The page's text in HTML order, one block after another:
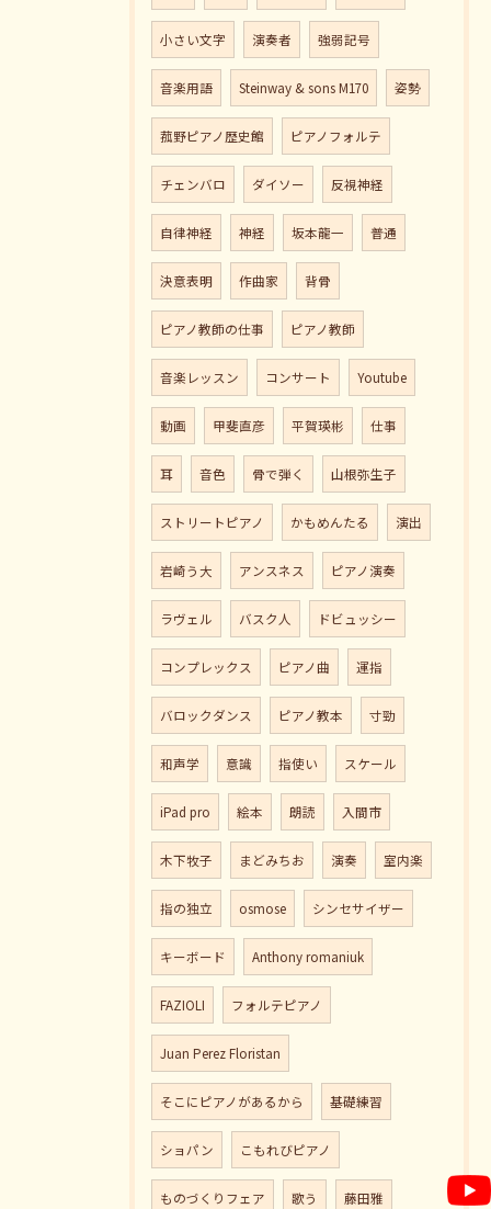
小さい文字 演奏者 強弱記号
音楽用語 Steinway & sons M170 姿勢
菰野ピアノ歴史館 ピアノフォルテ
チェンバロ ダイソー 反視神経
自律神経 神経 坂本龍一 普通
決意表明 作曲家 背骨
ピアノ教師の仕事 ピアノ教師
音楽レッスン コンサート Youtube
動画 甲斐直彦 平賀瑛彬 仕事
耳 音色 骨で弾く 山根弥生子
ストリートピアノ かもめんたる 演出
岩崎う大 アンスネス ピアノ演奏
ラヴェル バスク人 ドビュッシー
コンプレックス ピアノ曲 運指
バロックダンス ピアノ教本 寸勁
和声学 意識 指使い スケール
iPad pro 絵本 朗読 入間市
木下牧子 まどみちお 演奏 室内楽
指の独立 osmose シンセサイザー
キーボード Anthony romaniuk
FAZIOLI フォルテピアノ
Juan Perez Floristan
そこにピアノがあるから 基礎練習
ショパン こもれびピアノ
ものづくりフェア 歌う 藤田雅